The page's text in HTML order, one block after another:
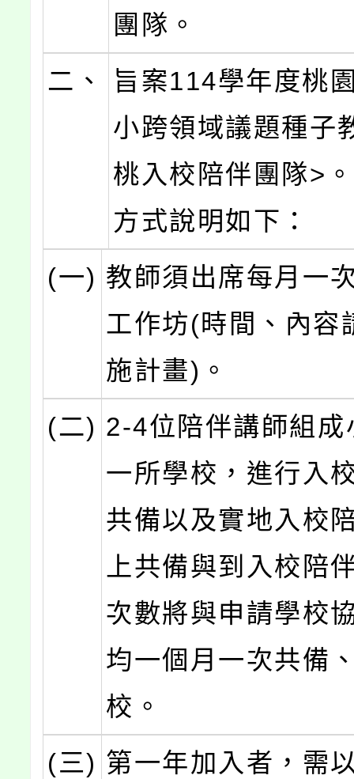
團隊。
二、
旨案114學年度桃
小跨領域議題種子
桃入校陪伴團隊>
方式說明如下：
(一) 教師須出席每月一
工作坊(時間、內容
施計畫)。
(二) 2-4位陪伴講師組成
一所學校，進行入
共備以及實地入校
上共備與到入校陪
次數將與申請學校
均一個月一次共備
校。
(三) 第一年加入者，需